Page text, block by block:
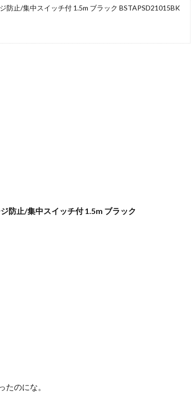
防止/集中スイッチ付 1.5m ブラック BSTAPSD21015BK
防止/集中スイッチ付 1.5m ブラック
のにな。